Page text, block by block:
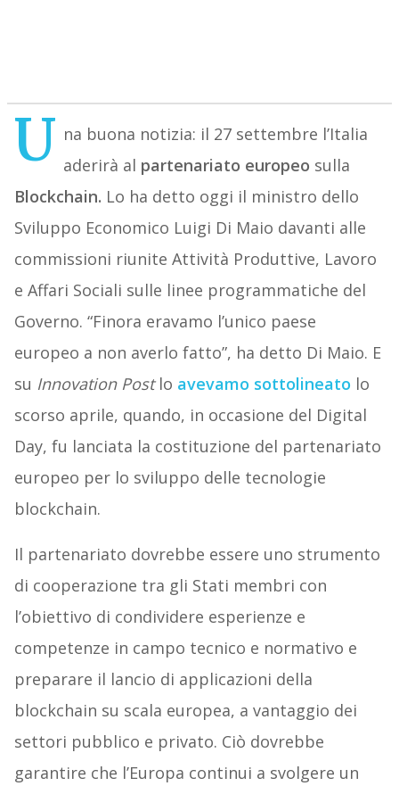
U na buona notizia: il 27 settembre l’Italia
aderirà al partenariato europeo sulla
Blockchain. Lo ha detto oggi il ministro dello
Sviluppo Economico Luigi Di Maio davanti alle
commissioni riunite Attività Produttive, Lavoro
e Affari Sociali sulle linee programmatiche del
Governo. “Finora eravamo l’unico paese
europeo a non averlo fatto”, ha detto Di Maio. E
su Innovation Postlo avevamo sottolineato lo
scorso aprile, quando, in occasione del Digital
Day, fu lanciata la costituzione del partenariato
europeo per lo sviluppo delle tecnologie
blockchain.
Il partenariato dovrebbe essere uno strumento
di cooperazione tra gli Stati membri con
l’obiettivo di condividere esperienze e
competenze in campo tecnico e normativo e
preparare il lancio di applicazioni della
blockchain su scala europea, a vantaggio dei
settori pubblico e privato. Ciò dovrebbe
garantire che l’Europa continui a svolgere un